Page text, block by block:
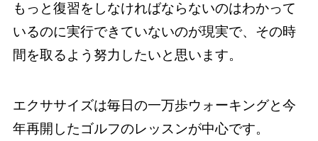
もっと復習をしなければならないのはわかって
いるのに実行できていないのが現実で、その時
間を取るよう努力したいと思います。
エクササイズは毎日の一万歩ウォーキングと今
年再開したゴルフのレッスンが中心です。